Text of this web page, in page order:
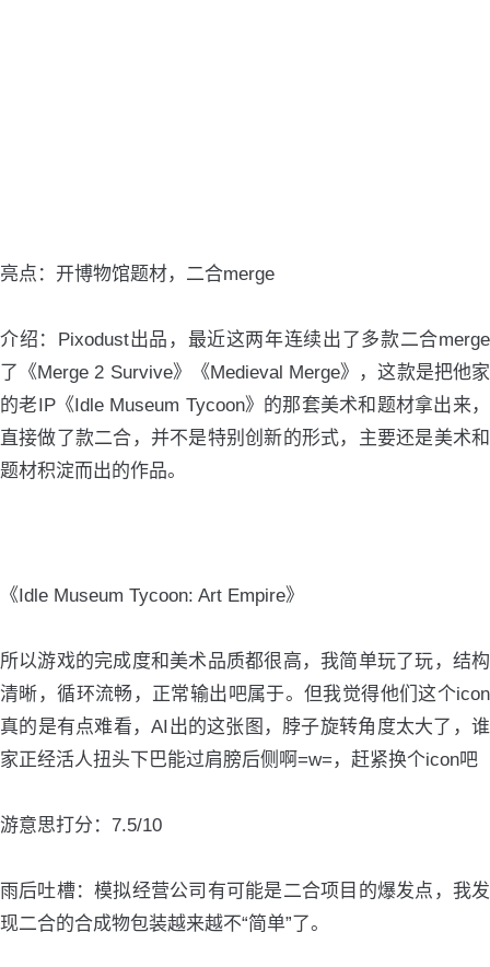
亮点：开博物馆题材，二合merge
介绍：Pixodust出品，最近这两年连续出了多款二合merge
了《Merge 2 Survive》《Medieval Merge》，这款是把他家
的老IP《Idle Museum Tycoon》的那套美术和题材拿出来，
直接做了款二合，并不是特别创新的形式，主要还是美术和
题材积淀而出的作品。
《Idle Museum Tycoon: Art Empire》
所以游戏的完成度和美术品质都很高，我简单玩了玩，结构
清晰，循环流畅，正常输出吧属于。但我觉得他们这个icon
真的是有点难看，AI出的这张图，脖子旋转角度太大了，谁
家正经活人扭头下巴能过肩膀后侧啊=w=，赶紧换个icon吧
游意思打分：7.5/10
雨后吐槽：模拟经营公司有可能是二合项目的爆发点，我发
现二合的合成物包装越来越不“简单”了。